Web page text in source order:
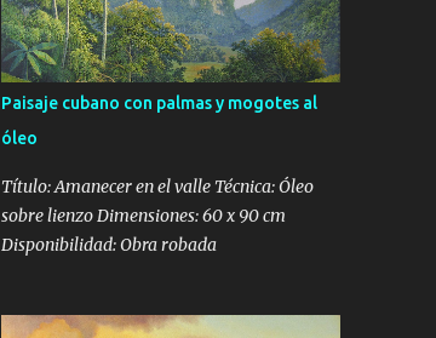
Paisaje cubano con palmas y mogotes al
óleo
Título: Amanecer en el valle Técnica: Óleo
sobre lienzo Dimensiones: 60 x 90 cm
Disponibilidad: Obra robada